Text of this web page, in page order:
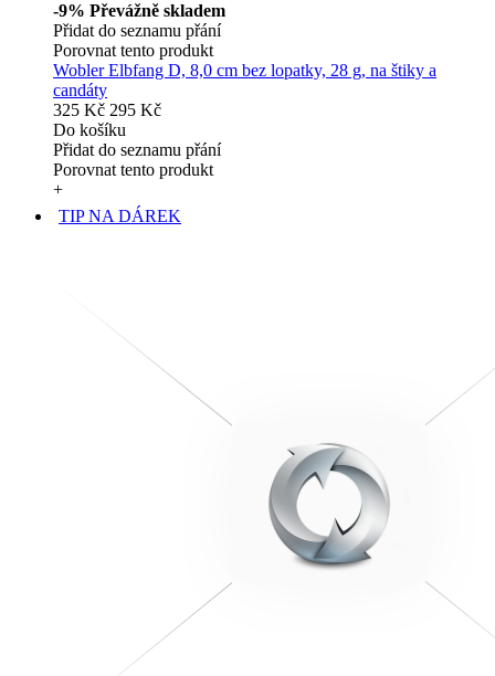
-9% Převážně skladem
Přidat do seznamu přání
Porovnat tento produkt
Wobler Elbfang D, 8,0 cm bez lopatky, 28 g, na štiky a
candáty
325 Kč 295 Kč
Do košíku
Přidat do seznamu přání
Porovnat tento produkt
+
TIP NA DÁREK